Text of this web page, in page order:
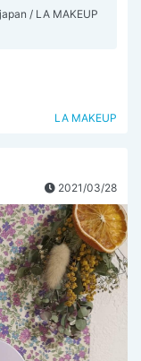
LA MAKEUP
2021/03/28